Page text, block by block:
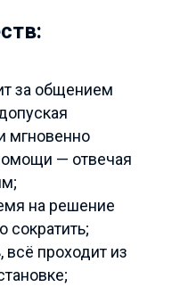
за общением
мгновенно
— отвечая
на решение
сократить;
всё проходит из